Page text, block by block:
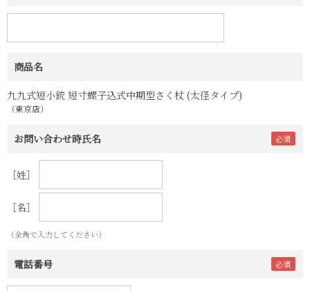
商品名
九九式短小銃 短寸螺子込式中期型さく杖 (太径タイプ)
（東京店）
お問い合わせ時氏名
［姓］
［名］
（全角で入力してください）
電話番号